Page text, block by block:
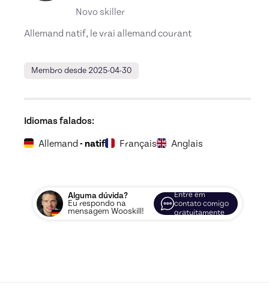
Novo skiller
Allemand natif, le vrai allemand courant
Membro desde 2025-04-30
Idiomas falados:
Allemand - natif Français Anglais
Alguma dúvida?
Eu respondo na
mensagem Wooskill!
Entre em
contato comigo
gratuitamente